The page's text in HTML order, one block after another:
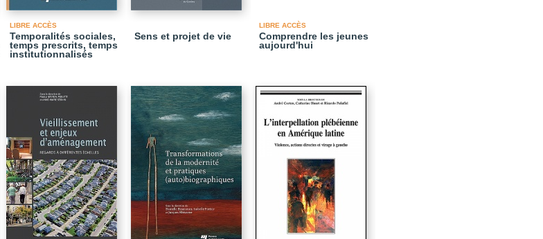
LIBRE ACCÈS
Temporalités sociales,
temps prescrits, temps
institutionnalisés
Sens et projet de vie
LIBRE ACCÈS
Comprendre les jeunes
aujourd'hui